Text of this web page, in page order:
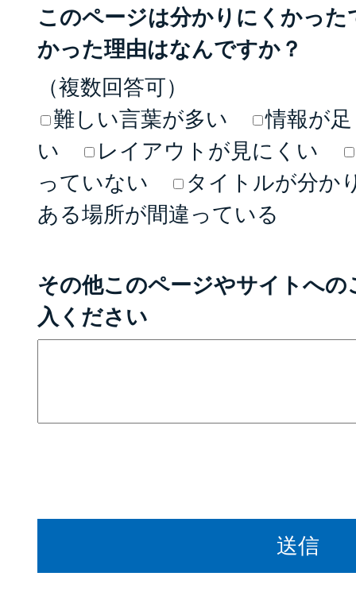
このページは分かりにくかっ
かった理由はなんですか？
（複数回答可）
難しい言葉が多い
情報が
い
レイアウトが見にくい
っていない
タイトルが分か
ある場所が間違っている
その他このページやサイトへ
入ください